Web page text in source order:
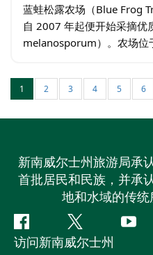
蓝蛙松露农场（Blue Frog
自 2007 年起便开始采摘优
melanosporum）。农场位
1 2 3 4 5 6
新南威尔士州旅游局承
首批居民和民族，并承
地和水域的传统
Facebook叽
叽
访问新南威尔士州